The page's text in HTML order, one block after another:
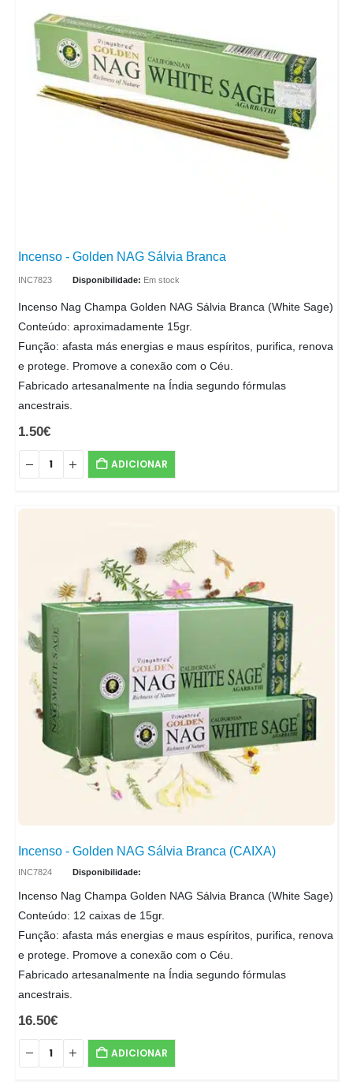
Incenso - Golden NAG Sálvia Branca
INC7823 Disponibilidade: Em stock
Incenso Nag Champa Golden NAG Sálvia Branca (White Sage)
Conteúdo: aproximadamente 15gr.
Função: afasta más energias e maus espíritos, purifica, renova
e protege. Promove a conexão com o Céu.
Fabricado artesanalmente na Índia segundo fórmulas
ancestrais.
1.50€
ADICIONAR
Incenso - Golden NAG Sálvia Branca (CAIXA)
INC7824 Disponibilidade:
Incenso Nag Champa Golden NAG Sálvia Branca (White Sage)
Conteúdo: 12 caixas de 15gr.
Função: afasta más energias e maus espíritos, purifica, renova
e protege. Promove a conexão com o Céu.
Fabricado artesanalmente na Índia segundo fórmulas
ancestrais.
16.50€
ADICIONAR